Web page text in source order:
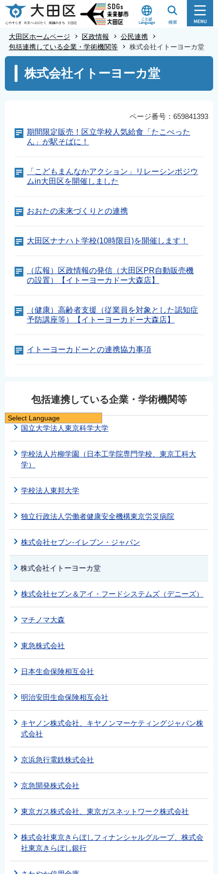
こ
の
ジ
大田区ホームページ 区政情報
公民連携
包括連携している企業・学術機関等
株式会社イトーヨーカ堂
こ
株式会社イトーヨーカ堂
ページ番号：659841393
期間限定販売！区立学校人気給食「たこぺった
ん」が駅そばに！
「こどもまんなかアクション」リレーシンポジウ
ムin大田区を開催しました
おおたの未来づくりとの連携
大田区ナナハト学校(10時限目)を開催します！
（広報）区政情報の発信（大田区PR自動販売機
の設置）【イトーヨーカドー大森店】
（健康）高齢者支援（従業員を対象とした認知症
予防講座等）【イトーヨーカドー大森店】
イトーヨーカドーとの連携協力事項
包括連携している企業・学術機関等
国立大学法人東京科学大学
学校法人片柳学園（日本工学院専門学校、東京工科大
学）
学校法人東邦大学
独立行政法人労働者健康安全機構東京労災病院
株式会社セブン-イレブン・ジャパン
株式会社イトーヨーカ堂
株式会社セブン＆アイ・フードシステムズ（デニーズ）
マチノマ大森
東急株式会社
日本生命保険相互会社
明治安田生命保険相互会社
キヤノン株式会社、キヤノンマーケティングジャパン株
式会社
京浜急行電鉄株式会社
京急開発株式会社
東京ガス株式会社、東京ガスネットワーク株式会社
株式会社東京きらぼしフィナンシャルグループ、株式会
社東京きらぼし銀行
Select Language
日本語
简体中文
繁體中文
한국어
नेपाली
Filipino